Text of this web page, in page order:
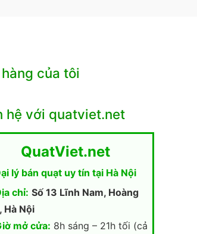
của tôi
hệ với quatviet.net
QuatViet.net
lý bán quạt uy tín tại Hà Nội
chỉ: Số 13 Lĩnh Nam, Hoàng
Hà Nội
mở cửa: 8h sáng – 21h tối (cả